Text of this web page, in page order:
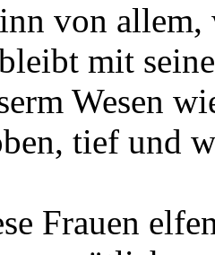
von allem,
mit
Wesen
tief und
Frauen